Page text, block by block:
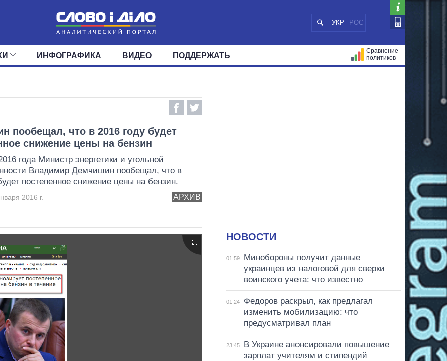
УКР РОС
МИР
ОКРУГА
ИНФОГРАФИКА ВИДЕО ПОДДЕРЖАТЬ
Сравнение
политиков
пообещал, что в 2016 году будет
снижение цены на бензин
года Министр энергетики и угольной
Владимир Демчишинпообещал, что в
постепенное снижение цены на бензин.
АРХИВ
2016 г.
НОВОСТИ
01:59
Минобороны получит данные
украинцев из налоговой для сверки
воинского учета: что известно
01:24
Федоров раскрыл, как предлагал
изменить мобилизацию: что
предусматривал план
23:45
В Украине анонсировали повышение
зарплат учителям и стипендий